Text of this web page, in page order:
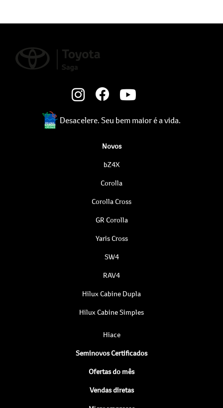
Desacelere. Seu bem maior é a vida.
Novos
bZ4X
Corolla
Corolla Cross
GR Corolla
Yaris Cross
SW4
RAV4
Hilux Cabine Dupla
Hilux Cabine Simples
Hiace
Seminovos Certificados
Ofertas do mês
Vendas diretas